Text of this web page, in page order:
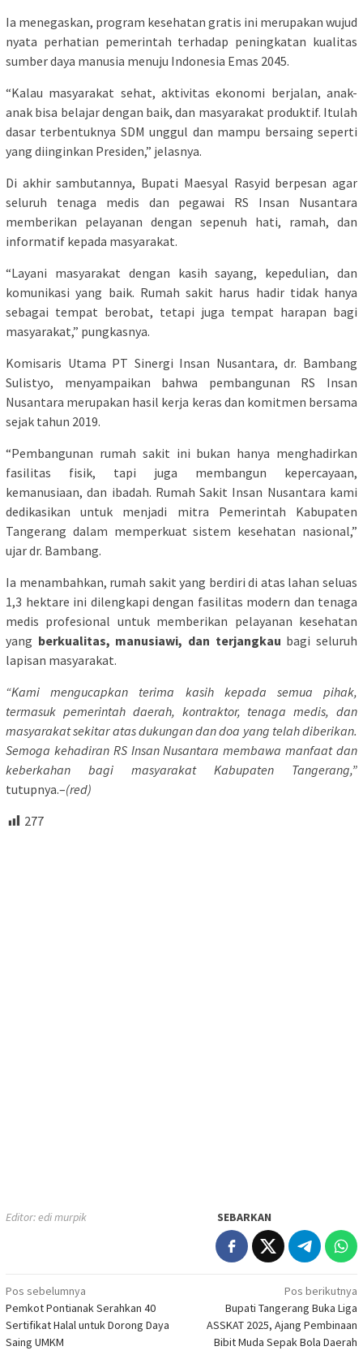
Ia menegaskan, program kesehatan gratis ini merupakan wujud
nyata perhatian pemerintah terhadap peningkatan kualitas
sumber daya manusia menuju Indonesia Emas 2045.
“Kalau masyarakat sehat, aktivitas ekonomi berjalan, anak-
anak bisa belajar dengan baik, dan masyarakat produktif. Itulah
dasar terbentuknya SDM unggul dan mampu bersaing seperti
yang diinginkan Presiden,” jelasnya.
Di akhir sambutannya, Bupati Maesyal Rasyid berpesan agar
seluruh tenaga medis dan pegawai RS Insan Nusantara
memberikan pelayanan dengan sepenuh hati, ramah, dan
informatif kepada masyarakat.
“Layani masyarakat dengan kasih sayang, kepedulian, dan
komunikasi yang baik. Rumah sakit harus hadir tidak hanya
sebagai tempat berobat, tetapi juga tempat harapan bagi
masyarakat,” pungkasnya.
Komisaris Utama PT Sinergi Insan Nusantara, dr. Bambang
Sulistyo, menyampaikan bahwa pembangunan RS Insan
Nusantara merupakan hasil kerja keras dan komitmen bersama
sejak tahun 2019.
“Pembangunan rumah sakit ini bukan hanya menghadirkan
fasilitas fisik, tapi juga membangun kepercayaan,
kemanusiaan, dan ibadah. Rumah Sakit Insan Nusantara kami
dedikasikan untuk menjadi mitra Pemerintah Kabupaten
Tangerang dalam memperkuat sistem kesehatan nasional,”
ujar dr. Bambang.
Ia menambahkan, rumah sakit yang berdiri di atas lahan seluas
1,3 hektare ini dilengkapi dengan fasilitas modern dan tenaga
medis profesional untuk memberikan pelayanan kesehatan
yang berkualitas, manusiawi, dan terjangkau bagi seluruh
lapisan masyarakat.
“Kami mengucapkan terima kasih kepada semua pihak,
termasuk pemerintah daerah, kontraktor, tenaga medis, dan
masyarakat sekitar atas dukungan dan doa yang telah diberikan.
Semoga kehadiran RS Insan Nusantara membawa manfaat dan
keberkahan bagi masyarakat Kabupaten Tangerang,”
tutupnya.–(red)
277
Editor: edi murpik SEBARKAN
Navigasi
pos
Pos sebelumnya
Pemkot Pontianak Serahkan 40
Sertifikat Halal untuk Dorong Daya
Saing UMKM
Pos berikutnya
Bupati Tangerang Buka Liga
ASSKAT 2025, Ajang Pembinaan
Bibit Muda Sepak Bola Daerah